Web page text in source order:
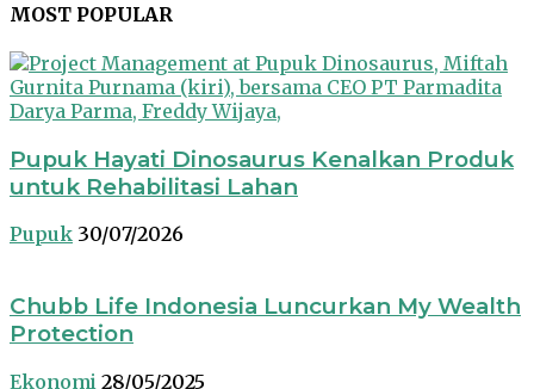
MOST POPULAR
Pupuk Hayati Dinosaurus Kenalkan Produk
untuk Rehabilitasi Lahan
Pupuk 30/07/2026
Chubb Life Indonesia Luncurkan My Wealth
Protection
Ekonomi 28/05/2025